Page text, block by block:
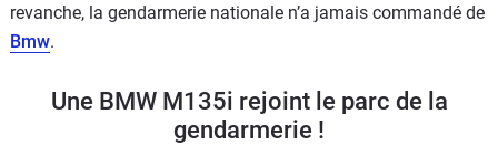
revanche, la gendarmerie nationale n’a jamais commandé de
Bmw.
Une BMW M135i rejoint le parc de la
gendarmerie !